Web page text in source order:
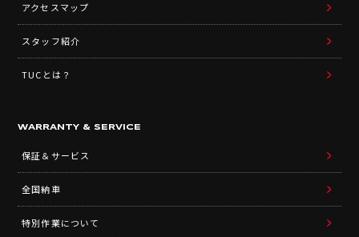
アクセスマップ
スタッフ紹介
TUCとは？
WARRANTY & SERVICE
保証＆サービス
全国納車
特別作業について